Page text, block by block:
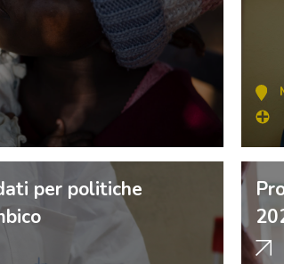
per politiche